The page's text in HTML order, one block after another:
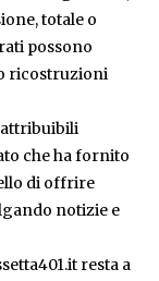
totale o
possono
ricostruzioni
che ha fornito
di offrire
notizie e
resta a